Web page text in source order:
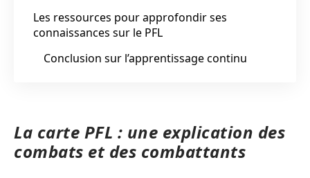
Les ressources pour approfondir ses
connaissances sur le PFL
Conclusion sur l’apprentissage continu
La carte PFL : une explication des
combats et des combattants